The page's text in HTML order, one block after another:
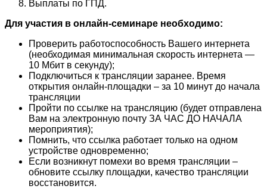
Выплаты по ГПД.
Для участия в онлайн-семинаре необходимо:
Проверить работоспособность Вашего интернета
(необходимая минимальная скорость интернета —
10 Мбит в секунду);
Подключиться к трансляции заранее. Время
открытия онлайн-площадки – за 10 минут до начала
трансляции
Пройти по ссылке на трансляцию (будет отправлена
Вам на электронную почту ЗА ЧАС ДО НАЧАЛА
мероприятия);
Помнить, что ссылка работает только на одном
устройстве одновременно;
Если возникнут помехи во время трансляции –
обновите ссылку площадки, качество трансляции
восстановится.